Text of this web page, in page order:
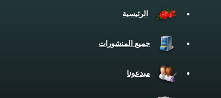
الرئيسية
جميع المنشورات
مبدعونا